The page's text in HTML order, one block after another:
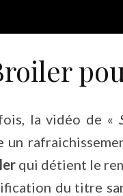
la vidéo de «
qui détient le
du titre